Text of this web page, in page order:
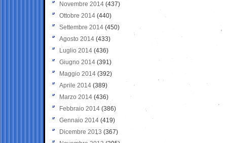
Novembre 2014 (437)
Ottobre 2014 (440)
Settembre 2014 (450)
Agosto 2014 (433)
Luglio 2014 (436)
Giugno 2014 (391)
Maggio 2014 (392)
Aprile 2014 (389)
Marzo 2014 (436)
Febbraio 2014 (386)
Gennaio 2014 (419)
Dicembre 2013 (367)